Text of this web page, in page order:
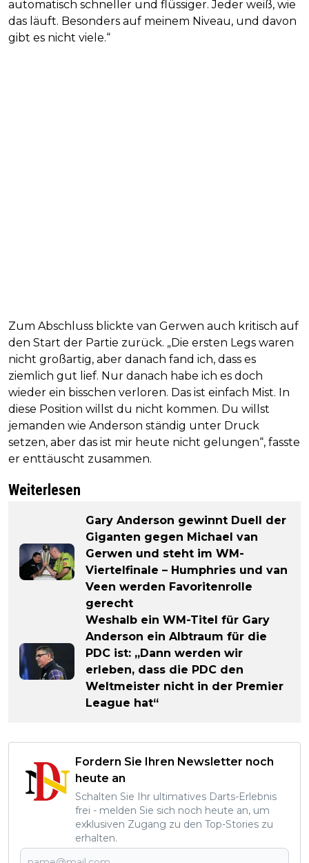
automatisch schneller und flüssiger. Jeder weiß, wie
das läuft. Besonders auf meinem Niveau, und davon
gibt es nicht viele.“
Zum Abschluss blickte van Gerwen auch kritisch auf
den Start der Partie zurück. „Die ersten Legs waren
nicht großartig, aber danach fand ich, dass es
ziemlich gut lief. Nur danach habe ich es doch
wieder ein bisschen verloren. Das ist einfach Mist. In
diese Position willst du nicht kommen. Du willst
jemanden wie Anderson ständig unter Druck
setzen, aber das ist mir heute nicht gelungen“, fasste
er enttäuscht zusammen.
Weiterlesen
Gary Anderson gewinnt Duell der
Giganten gegen Michael van
Gerwen und steht im WM-
Viertelfinale – Humphries und van
Veen werden Favoritenrolle
gerecht
Weshalb ein WM-Titel für Gary
Anderson ein Albtraum für die
PDC ist: „Dann werden wir
erleben, dass die PDC den
Weltmeister nicht in der Premier
League hat“
Fordern Sie Ihren Newsletter noch
heute an
Schalten Sie Ihr ultimatives Darts-Erlebnis
frei - melden Sie sich noch heute an, um
exklusiven Zugang zu den Top-Stories zu
erhalten.